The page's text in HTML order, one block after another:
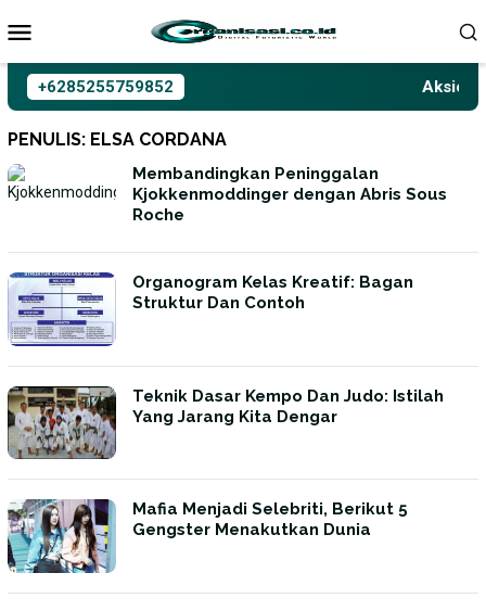
ke
+6285255759852
PENULIS: ELSA CORDANA
Membandingkan Peninggalan
Kjokkenmoddinger dengan Abris Sous
Roche
Organogram Kelas Kreatif: Bagan
Struktur Dan Contoh
Teknik Dasar Kempo Dan Judo: Istilah
Yang Jarang Kita Dengar
Mafia Menjadi Selebriti, Berikut 5
Gengster Menakutkan Dunia